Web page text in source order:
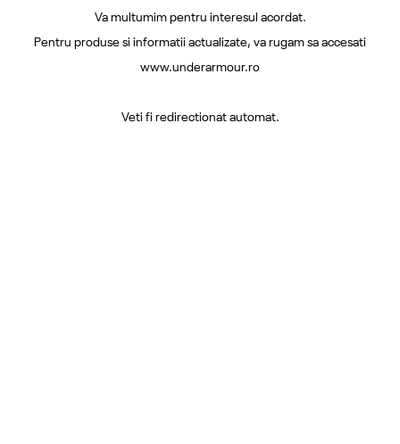
Va multumim pentru interesul acordat.
Pentru produse si informatii actualizate, va rugam sa accesati
www.underarmour.ro
Veti fi redirectionat automat.